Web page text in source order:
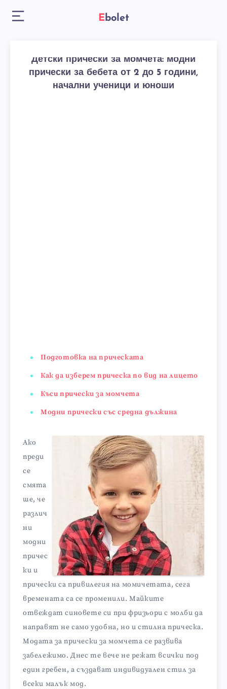
Ebolet
Детски прически за момчета: модни
прически за бебета от 2 до 5 години,
начални ученици и юноши
Подготовка на прическата
Как да изберем прическа по вид на лицето
Къси прически за момчета
Модни прически със средна дължина
Ако
преди
се
смята
ше, че
различ
ни
модни
причес
ки и
прически са привилегия на момичетата, сега
времената са се променили. Майките
отвеждат синовете си при фризьори с молби да
направят не само удобна, но и стилна прическа.
Модата за прически за момчета се развива
забележимо. Днес те вече не режат всички под
един гребен, а създават индивидуален стил за
всеки малък мод.